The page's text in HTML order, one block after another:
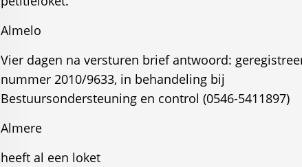
Almelo
Vier dagen na versturen brief antwoord:
nummer 2010/9633, in behandeling bij
Bestuursondersteuning en control (0546-5411897)
Almere
heeft al een loket